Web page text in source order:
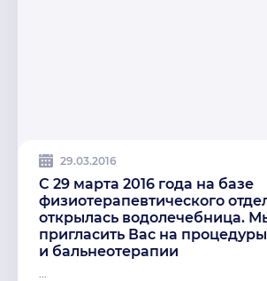
29.03.2016
C 29 марта 2016 года на базе
физиотерапевтического
открылась водолечебница.
пригласить Вас на
и бальнеотерапии